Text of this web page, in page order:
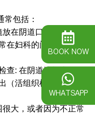
包括：
在阴道口附近一样，
在妇科的门诊诊所进
查: 在阴道镜检查引导
（活组织检查），那
大，或者因为不正常
BOOK NOW
WHATSAPP